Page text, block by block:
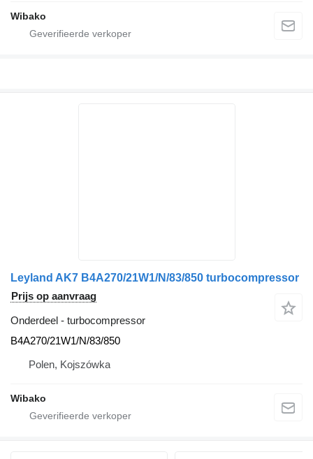
Wibako
Leyland AK7 B4A270/21W1/N/83/850 turbocompressor
Prijs op aanvraag
Onderdeel - turbocompressor
B4A270/21W1/N/83/850
Polen, Kojszówka
Wibako